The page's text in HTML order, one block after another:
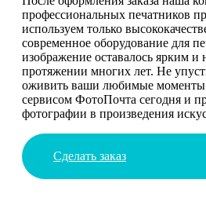
профессиональных печатников
используем только
современное оборудование для
изображение оставалось ярким
протяжении многих лет. Не
оживить ваши любимые моменты
сервисом ФотоПочта сегодня и
фотографии в произведения
Сделать заказ